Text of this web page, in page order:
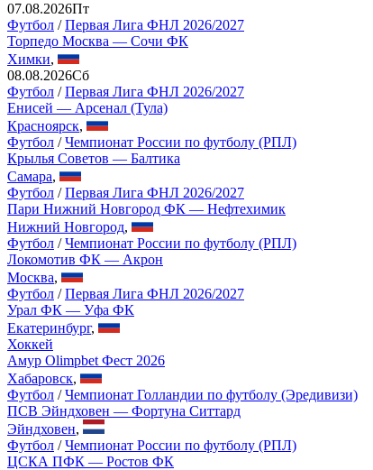
07.08.2026Пт
Футбол /Первая Лига ФНЛ 2026/2027
Торпедо Москва — Сочи ФК
Химки,
08.08.2026Сб
Футбол /Первая Лига ФНЛ 2026/2027
Енисей — Арсенал (Тула)
Красноярск,
Футбол /Чемпионат России по футболу (РПЛ)
Крылья Советов — Балтика
Самара,
Футбол /Первая Лига ФНЛ 2026/2027
Пари Нижний Новгород ФК — Нефтехимик
Нижний Новгород,
Футбол /Чемпионат России по футболу (РПЛ)
Локомотив ФК — Акрон
Москва,
Футбол /Первая Лига ФНЛ 2026/2027
Урал ФК — Уфа ФК
Екатеринбург,
Хоккей
Амур Olimpbet Фест 2026
Хабаровск,
Футбол /Чемпионат Голландии по футболу (Эредивизи)
ПСВ Эйндховен — Фортуна Ситтард
Эйндховен,
Футбол /Чемпионат России по футболу (РПЛ)
ЦСКА ПФК — Ростов ФК